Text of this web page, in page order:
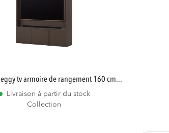
meggy tv armoire de rangement 160 cm...
Livraison à partir du stock
Collection